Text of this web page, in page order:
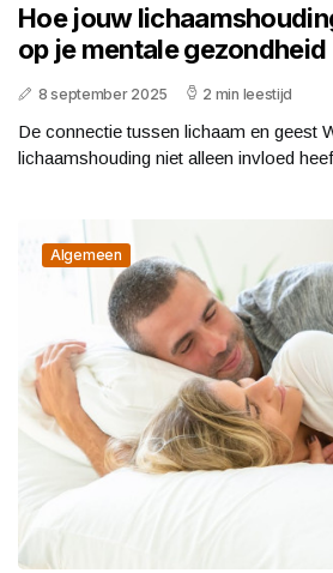
Hoe jouw
op je mentale gezondheid
8 september 2025 2 min leestijd
De connectie tussen lichaam en geest
lichaamshouding niet alleen invloed
Algemeen